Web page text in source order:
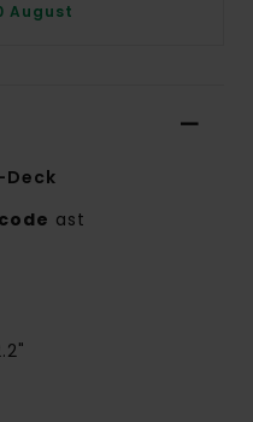
August
ast